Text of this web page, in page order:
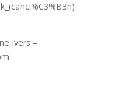
Ivers –